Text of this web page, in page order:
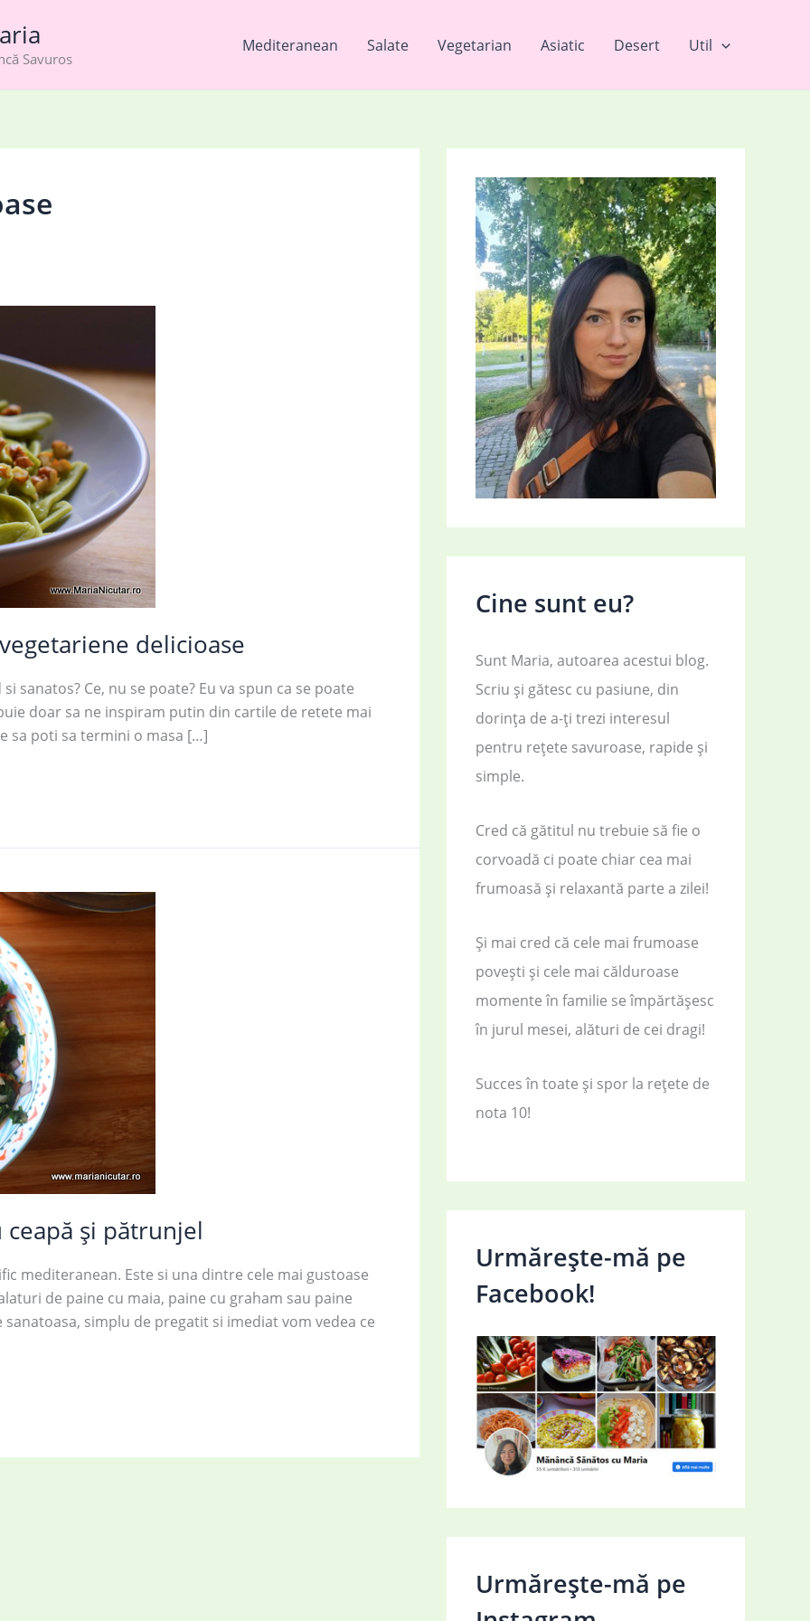
Savuros
Mediteranean Salate Vegetarian Asiatic Desert Util
delicioase
sanatos? Ce, nu se poate? Eu va spun ca se poate
doar sa ne inspiram putin din cartile de retete mai
sa poti sa termini o masa […]
ceapă și pătrunjel
mediteranean. Este si una dintre cele mai gustoase
de paine cu maia, paine cu graham sau paine
simplu de pregatit si imediat vom vedea ce
Cine sunt eu?
Sunt Maria, autoarea acestui blog.
Scriu și gătesc cu pasiune, din
dorința de a-ți trezi interesul
pentru rețete savuroase, rapide și
simple.
Cred că gătitul nu trebuie să fie o
corvoadă ci poate chiar cea mai
frumoasă și relaxantă parte a zilei!
Și mai cred că cele mai frumoase
povești și cele mai călduroase
momente în familie se împărtășesc
în jurul mesei, alături de cei dragi!
Succes în toate și spor la rețete de
nota 10!
Urmărește-mă pe
Facebook!
Urmărește-mă pe